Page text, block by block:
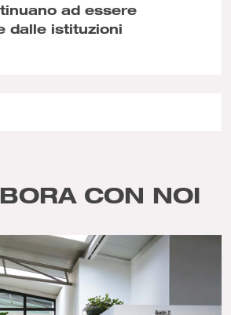
ad essere
dalle istituzioni
CON NOI